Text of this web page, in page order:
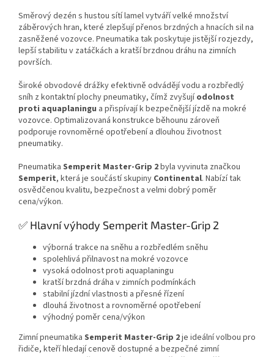
Směrový dezén s hustou sítí lamel vytváří velké množství
záběrových hran, které zlepšují přenos brzdných a hnacích sil na
zasněžené vozovce. Pneumatika tak poskytuje jistější rozjezdy,
lepší stabilitu v zatáčkách a kratší brzdnou dráhu na zimních
površích.
Široké obvodové drážky efektivně odvádějí vodu a rozbředlý
sníh z kontaktní plochy pneumatiky, čímž zvyšujíodolnost
proti aquaplaningu a přispívají k bezpečnější jízdě na mokré
vozovce. Optimalizovaná konstrukce běhounu zároveň
podporuje rovnoměrné opotřebení a dlouhou životnost
pneumatiky.
Pneumatika Semperit Master-Grip 2byla vyvinuta značkou
Semperit, která je součástí skupiny Continental. Nabízí tak
osvědčenou kvalitu, bezpečnost a velmi dobrý poměr
cena/výkon.
✅ Hlavní výhody Semperit Master-Grip 2
výborná trakce na sněhu a rozbředlém sněhu
spolehlivá přilnavost na mokré vozovce
vysoká odolnost proti aquaplaningu
kratší brzdná dráha v zimních podmínkách
stabilní jízdní vlastnosti a přesné řízení
dlouhá životnost a rovnoměrné opotřebení
výhodný poměr cena/výkon
Zimní pneumatika Semperit Master-Grip 2je ideální volbou pro
řidiče, kteří hledají cenově dostupné a bezpečné zimní